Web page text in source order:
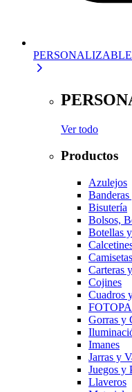
Ver todo
Productos
Azulejos
Bisutería
Bolsos,
Botellas
Camisetas
Carteras
Cojines
Cuadros
Gorras y
Imanes
Jarras y
Juegos y
Llaveros